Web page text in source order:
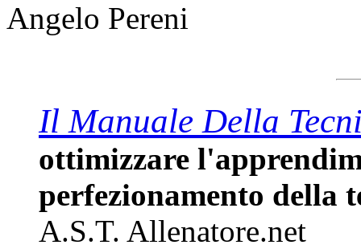
Angelo Pereni
Il Manuale Della
ottimizzare
perfezionamento della
A.S.T. Allenatore.net